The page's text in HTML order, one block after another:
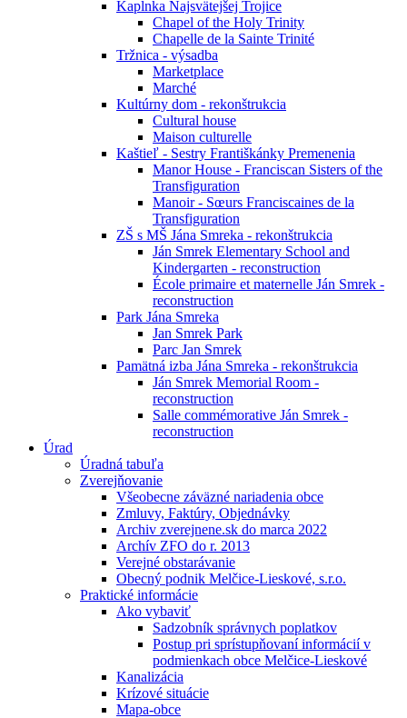
Kaplnka Najsvätejšej Trojice
Chapel of the Holy Trinity
Chapelle de la Sainte Trinité
Tržnica - výsadba
Marketplace
Marché
Kultúrny dom - rekonštrukcia
Cultural house
Maison culturelle
Kaštieľ - Sestry Františkánky Premenenia
Manor House - Franciscan Sisters of the
Transfiguration
Manoir - Sœurs Franciscaines de la
Transfiguration
ZŠ s MŠ Jána Smreka - rekonštrukcia
Ján Smrek Elementary School and
Kindergarten - reconstruction
École primaire et maternelle Ján Smrek -
reconstruction
Park Jána Smreka
Jan Smrek Park
Parc Jan Smrek
Pamätná izba Jána Smreka - rekonštrukcia
Ján Smrek Memorial Room -
reconstruction
Salle commémorative Ján Smrek -
reconstruction
Úrad
Úradná tabuľa
Zverejňovanie
Všeobecne záväzné nariadenia obce
Zmluvy, Faktúry, Objednávky
Archiv zverejnene.sk do marca 2022
Archív ZFO do r. 2013
Verejné obstarávanie
Obecný podnik Melčice-Lieskové, s.r.o.
Praktické informácie
Ako vybaviť
Sadzobník správnych poplatkov
Postup pri sprístupňovaní informácií v
podmienkach obce Melčice-Lieskové
Kanalizácia
Krízové situácie
Mapa-obce